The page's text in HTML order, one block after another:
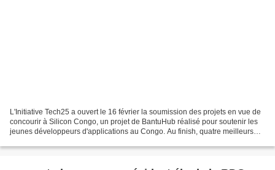
L'Initiative Tech25 a ouvert le 16 février la soumission des projets en vue de
concourir à Silicon Congo, un projet de BantuHub réalisé pour soutenir les
jeunes développeurs d'applications au Congo. Au finish, quatre meilleurs